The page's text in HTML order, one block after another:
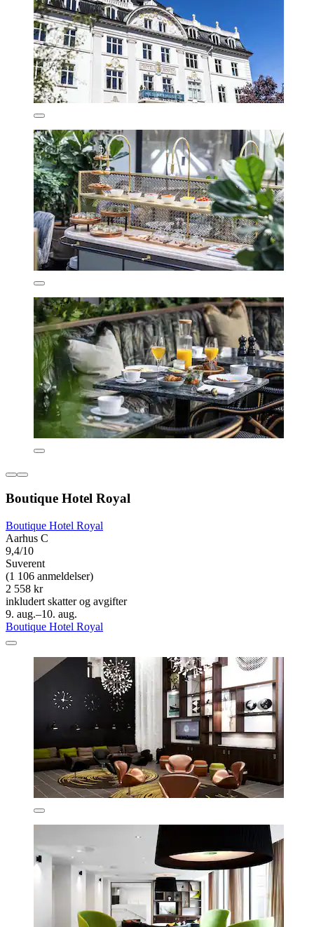
Boutique Hotel Royal
Boutique Hotel Royal
Aarhus C
9,4/10
Suverent
(1 106 anmeldelser)
2 558 kr
inkludert skatter og avgifter
9. aug.–10. aug.
Boutique Hotel Royal